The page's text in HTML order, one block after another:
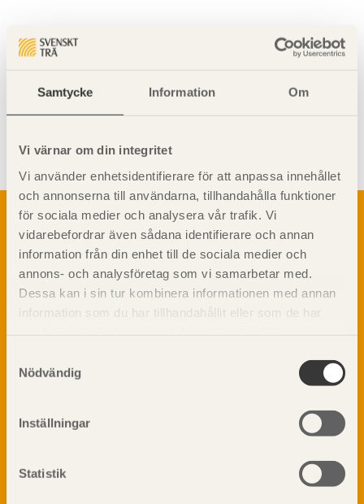
Samtycke Information Om
Vi värnar om din integritet
Vi använder enhetsidentifierare för att anpassa innehållet
och annonserna till användarna, tillhandahålla funktioner
för sociala medier och analysera vår trafik. Vi
vidarebefordrar även sådana identifierare och annan
information från din enhet till de sociala medier och
annons- och analysföretag som vi samarbetar med.
Dessa kan i sin tur kombinera informationen med annan
information som du har tillhandahållit eller som de har
Nödvändig
Inställningar
Statistik
Om trä
Materialet trä
Skogsbruk
Barrträdets uppbyggnad
Träets egenskaper och kvalitet
Kemisk behandling
Fakta om Limträ
Fukt
Ljud
TräGuiden är den digitala handboken för trä och
materialet trä samt instruktioner för byggande
med trä.
Prenumerera på TräGuidens nyhetsbrev!